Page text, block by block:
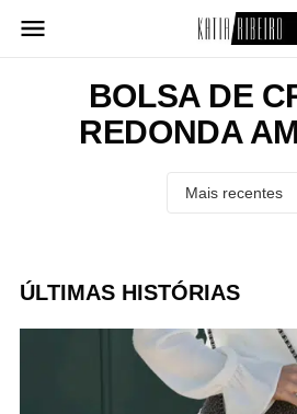
para
BOLSA DE
REDONDA
ÚLTIMAS HISTÓRIAS